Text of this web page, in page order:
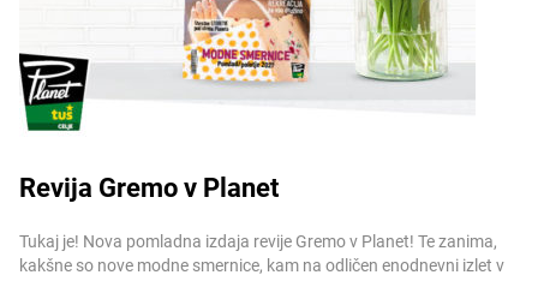
Revija Gremo v Planet
Tukaj je! Nova pomladna izdaja revije Gremo v Planet! Te zanima,
kakšne so nove modne smernice, kam na odličen enodnevni izlet v